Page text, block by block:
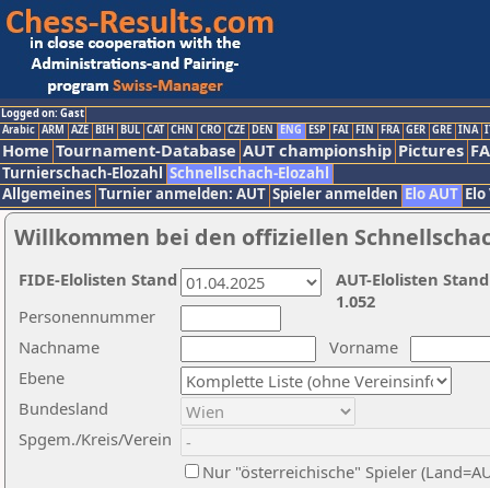
Logged on: Gast
Arabic ARM AZE BIH BUL CAT CHN CRO CZE DEN ENG ESP FAI FIN FRA GER GRE INA
Home Tournament-Database AUT championship Pictures
Turnierschach-Elozahl Schnellschach-Elozahl
Allgemeines Turnier anmelden: AUT Spieler anmelden Elo AUT
Willkommen bei den offiziellen
Nachname
Vorname
Ebene
Personennummer
Bundesland
Spgem./Kreis/Verein
Nur "österreichische" Spieler
AUT-Elolisten
1.052
FIDE-Elolisten Stand